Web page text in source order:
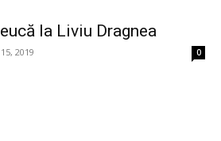
la Liviu Dragnea
2019 0